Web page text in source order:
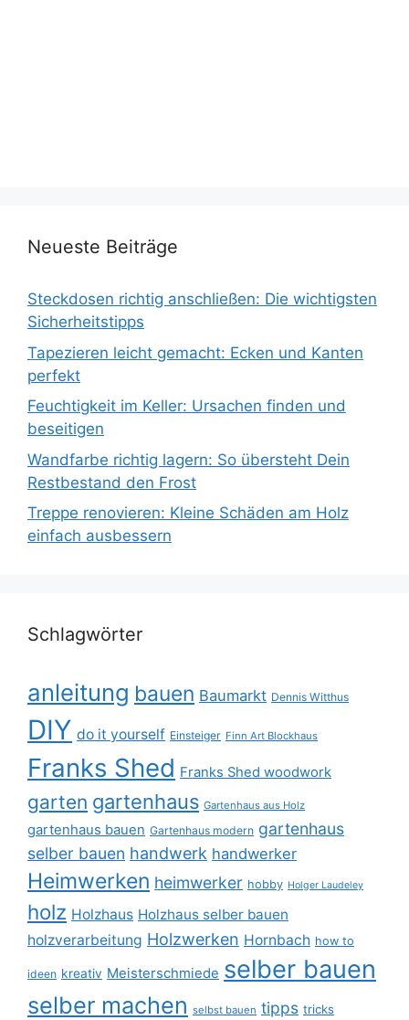
Neueste Beiträge
Steckdosen richtig anschließen: Die wichtigsten
Sicherheitstipps
Tapezieren leicht gemacht: Ecken und Kanten
perfekt
Feuchtigkeit im Keller: Ursachen finden und
beseitigen
Wandfarbe richtig lagern: So übersteht Dein
Restbestand den Frost
Treppe renovieren: Kleine Schäden am Holz
einfach ausbessern
Schlagwörter
anleitung bauen Baumarkt Dennis Witthus
DIY do it yourself Einsteiger Finn Art Blockhaus
Franks Shed Franks Shed woodwork
garten gartenhaus Gartenhaus aus Holz
gartenhaus bauen Gartenhaus modern gartenhaus
selber bauen handwerk handwerker
Heimwerken heimwerker hobby Holger Laudeley
holz Holzhaus Holzhaus selber bauen
holzverarbeitung Holzwerken Hornbach how to
ideen kreativ Meisterschmiede selber bauen
selber machen selbst bauen tipps tricks